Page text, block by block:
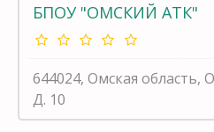
БПОУ "ОМСКИЙ АТК"
644024, Омская область,
Д. 10